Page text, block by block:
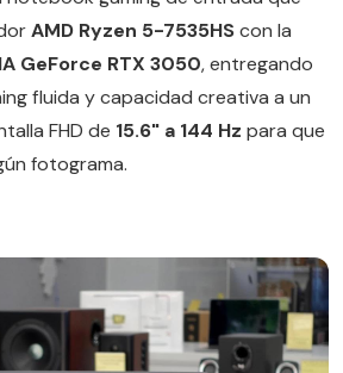
AMD Ryzen 5-7535HScon la
GeForce RTX 3050, entregando
fluida y capacidad creativa a un
FHD de 15.6" a 144 Hz para que
fotograma.